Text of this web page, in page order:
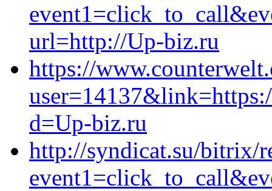
url=http://Up-biz.ru
https://
d=Up-biz.ru
http://syndicat.su/bitrix/